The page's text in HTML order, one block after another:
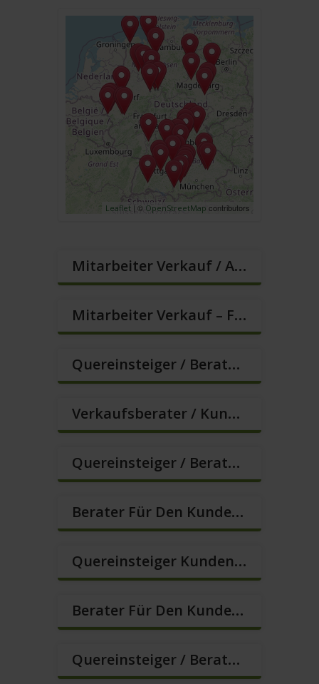
Leaflet | © OpenStreetMap contributors
Mitarbeiter Verkauf / Außendienst (m/w/d)
Mitarbeiter Verkauf – Festanstellung (m/w/d)
Quereinsteiger / Berater Im Vertrieb In VZ/TZ (m/w/d)
Verkaufsberater / Kundenberater – Ab Sofort (m/w/d)
Quereinsteiger / Berater Im Vertrieb (m/w/d)
Berater Für Den Kundenservice In VZ/TZ (m/w/d)
Quereinsteiger Kundenberatung (Außendienst) (m/w/d)
Berater Für Den Kundenservice (m/w/d)
Quereinsteiger / Berater Im Vertrieb – Ab Sofort (m/w/d)